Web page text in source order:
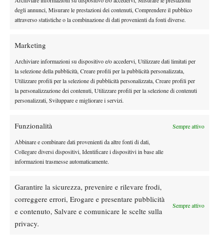
degli annunci, Misurare le prestazioni dei contenuti, Comprendere il pubblico
attraverso statistiche o la combinazione di dati provenienti da fonti diverse.
Marketing
Archiviare informazioni su dispositivo e/o accedervi, Utilizzare dati limitati per
la selezione della pubblicità, Creare profili per la pubblicità personalizzata,
Utilizzare profili per la selezione di pubblicità personalizzata, Creare profili per
la personalizzazione dei contenuti, Utilizzare profili per la selezione di contenuti
personalizzati, Sviluppare e migliorare i servizi.
Funzionalità Sempre attivo
Abbinare e combinare dati provenienti da altre fonti di dati,
Collegare diversi dispositivi, Identificare i dispositivi in base alle
informazioni trasmesse automaticamente.
Garantire la sicurezza, prevenire e rilevare frodi,
correggere errori, Erogare e presentare pubblicità
e contenuto, Salvare e comunicare le scelte sulla
privacy.
Sempre attivo
contro la spagnolo Granollers vittorioso contro un Tipsarevic
sempre più in difficoltà. Dall’altro lato Nadal potrebbe incontrare
Giraldo ha rischiato grosso.
Le attenzioni del pubblico, tuttavia, non saranno solo per il duo
numero 5, e il sorteggio lo mette su un ipotetico quarto di finale
contro Djokovic. Prima, però, lo svizzero dovrà liberarsi di uno
stessa zona di tabellone troviamo un derby italiano tra Fognini e
Lorenzi, il cui vincente affronterà il sopravvissuto del derby
spagnolo tra Montanes e Robredo.